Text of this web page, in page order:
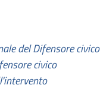
del Difensore civico
civico